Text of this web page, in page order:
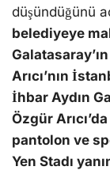
düşündüğünü
belediyeye
Arıcı’nın
İhbar Aydın
Özgür
pantolon ve
Yen Stadı